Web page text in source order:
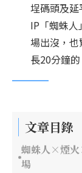
埕碼頭及
IP「蜘蛛
場出沒，
長20分鐘
文章目錄
蜘蛛人×煙
場